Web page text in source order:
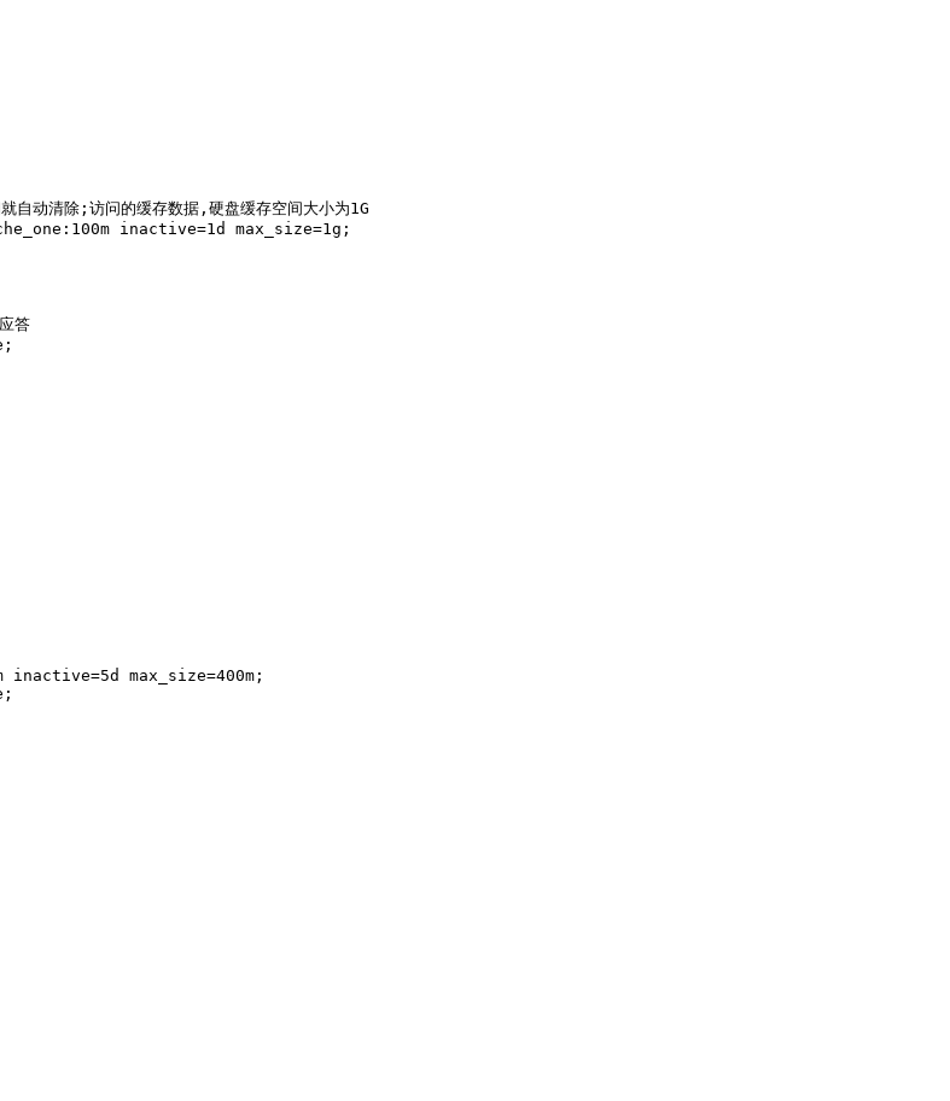
自动清除;访问的缓存数据,硬盘缓存空间大小为1G
inactive=1d max_size=1g;
答
inactive=5d max_size=400m;